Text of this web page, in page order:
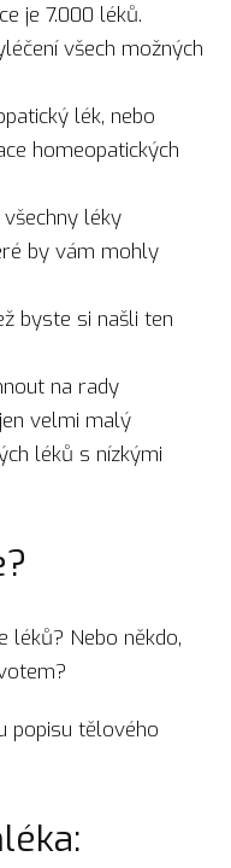
je 7.000 léků.
všech možných
lék, nebo
homeopatických
léky
by vám mohly
byste si našli ten
na rady
velmi malý
léků s nízkými
léků? Nebo někdo,
popisu tělového